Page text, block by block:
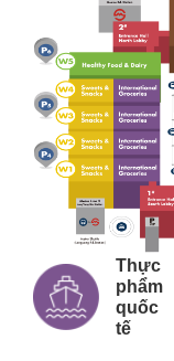
Thực
phẩm
quốc
tế